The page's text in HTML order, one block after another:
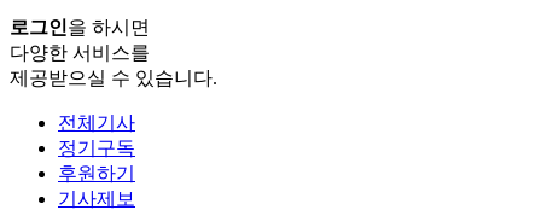
로그인을 하시면
다양한 서비스를
제공받으실 수 있습니다.
전체기사
정기구독
후원하기
기사제보